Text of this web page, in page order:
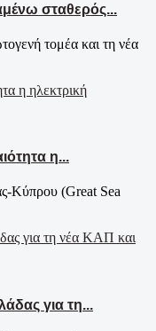
σταθερός...
τομέα και τη νέα
η...
Κύπρου (Great Sea
για τη...